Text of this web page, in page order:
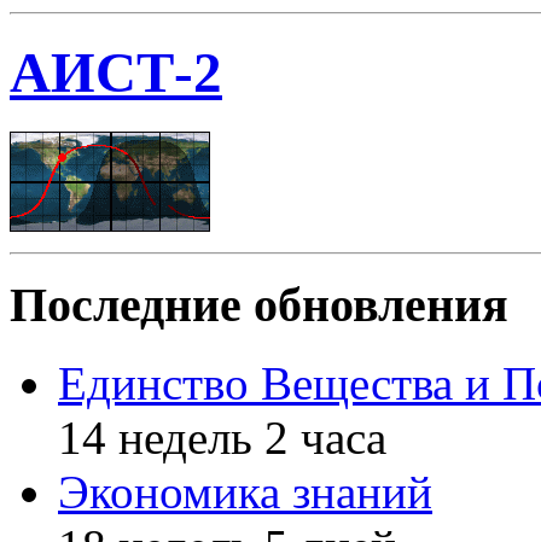
АИСТ-2
Последние обновления
Единство Вещества и
14 недель 2 часа
Экономика знаний